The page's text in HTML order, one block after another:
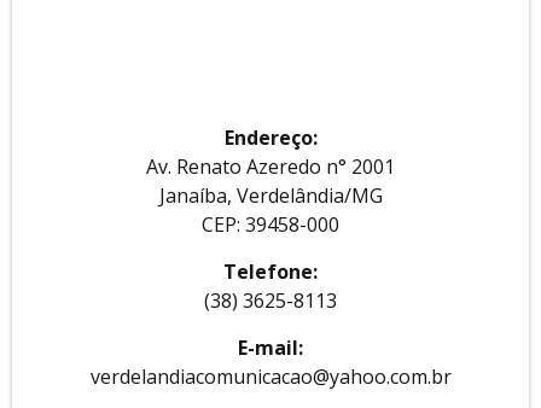
Endereço:
Av. Renato Azeredo n° 2001
Janaíba, Verdelândia/MG
CEP: 39458-000
Telefone:
(38) 3625-8113
E-mail:
verdelandiacomunicacao@yahoo.com.br